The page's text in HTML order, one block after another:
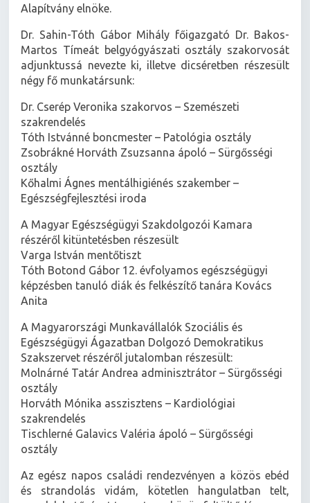
Alapítvány elnöke.
Dr. Sahin-Tóth Gábor Mihály főigazgató Dr. Bakos-
Martos Tímeát belgyógyászati osztály szakorvosát
adjunktussá nevezte ki, illetve dicséretben részesült
négy fő munkatársunk:
Dr. Cserép Veronika szakorvos – Szemészeti
szakrendelés
Tóth Istvánné boncmester – Patológia osztály
Zsobrákné Horváth Zsuzsanna ápoló – Sürgősségi
osztály
Kőhalmi Ágnes mentálhigiénés szakember –
Egészségfejlesztési iroda
A Magyar Egészségügyi Szakdolgozói Kamara
részéről kitüntetésben részesült
Varga István mentőtiszt
Tóth Botond Gábor 12. évfolyamos egészségügyi
képzésben tanuló diák és felkészítő tanára Kovács
Anita
A Magyarországi Munkavállalók Szociális és
Egészségügyi Ágazatban Dolgozó Demokratikus
Szakszervet részéről jutalomban részesült:
Molnárné Tatár Andrea adminisztrátor – Sürgősségi
osztály
Horváth Mónika asszisztens – Kardiológiai
szakrendelés
Tischlerné Galavics Valéria ápoló – Sürgősségi
osztály
Az egész napos családi rendezvényen a közös ebéd
és strandolás vidám, kötetlen hangulatban telt,